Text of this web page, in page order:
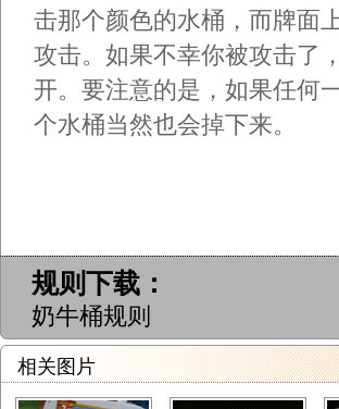
击那个颜色的水桶，而牌面
攻击。如果不幸你被攻击了
开。要注意的是，如果任何
个水桶当然也会掉下来。
规则下载：
奶牛桶规则
相关图片